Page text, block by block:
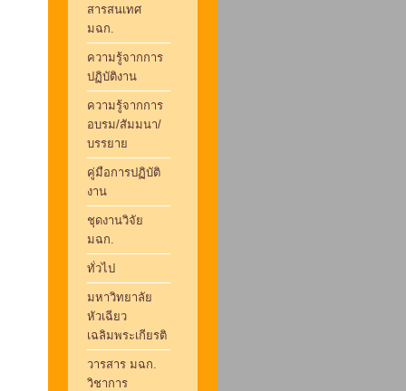
สารสนเทศ
มฉก.
ความรู้จากการ
ปฏิบัติงาน
ความรู้จากการ
อบรม/สัมมนา/
บรรยาย
คู่มือการปฏิบัติ
งาน
ชุดงานวิจัย
มฉก.
ทั่วไป
มหาวิทยาลัย
หัวเฉียว
เฉลิมพระเกียรติ
วารสาร มฉก.
วิชาการ